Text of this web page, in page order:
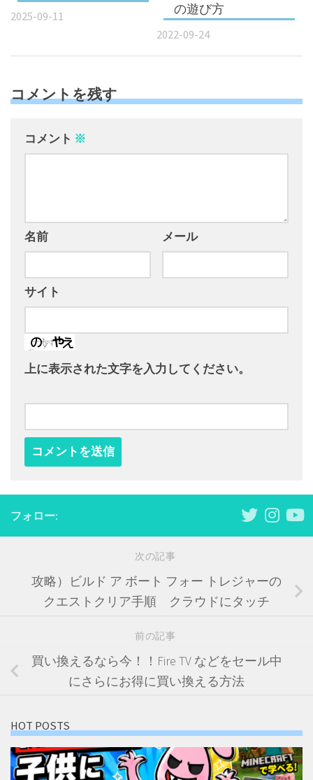
2025-09-11
の遊び方
2022-09-24
コメントを残す
コメント ※
名前 メール
サイト
上に表示された文字を入力してください。
フォロー:
次の記事
攻略）ビルド ア ボート フォー トレジャーの
クエストクリア手順 クラウドにタッチ
前の記事
買い換えるなら今！！Fire TV などをセール中
にさらにお得に買い換える方法
HOT POSTS